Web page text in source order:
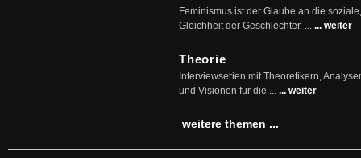
Feminismus ist der Glaube an die
Gleichheit der Geschlechter. ... ... weiter
Theorie
Interviewserien mit Theoretikern,
und Visionen für die ... ... weiter
weitere themen ...